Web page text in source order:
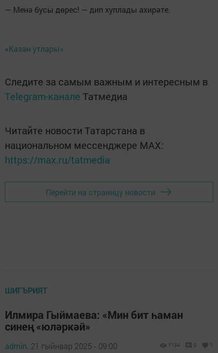
— Менә бусы дөрес! — дип хуплады ахирәте.
«Казан утлары»
Следите за самым важным и интересным в
Telegram-канале Татмедиа
Читайте новости Татарстана в
национальном мессенджере MАХ:
https://max.ru/tatmedia
Перейти на страницу новости
ШИГЪРИЯТ
Илмира Гыймаева: «Мин бит һаман
синең «юләркәй»
admin, 21 гыйнвар 2025 - 09:00 1134 0 1